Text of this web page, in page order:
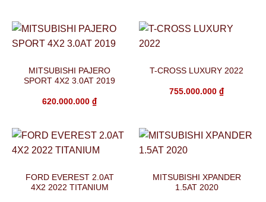
MITSUBISHI PAJERO
SPORT 4X2 3.0AT 2019
620.000.000 ₫
T-CROSS LUXURY 2022
755.000.000 ₫
FORD EVEREST 2.0AT
4X2 2022 TITANIUM
MITSUBISHI XPANDER
1.5AT 2020